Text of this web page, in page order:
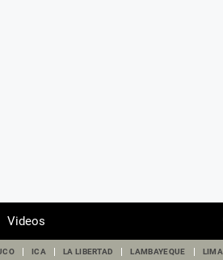
Videos
ICA LA LIBERTAD LAMBAYEQUE LIMA